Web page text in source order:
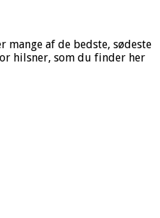
af de bedste, sødeste
hilsner, som du finder her